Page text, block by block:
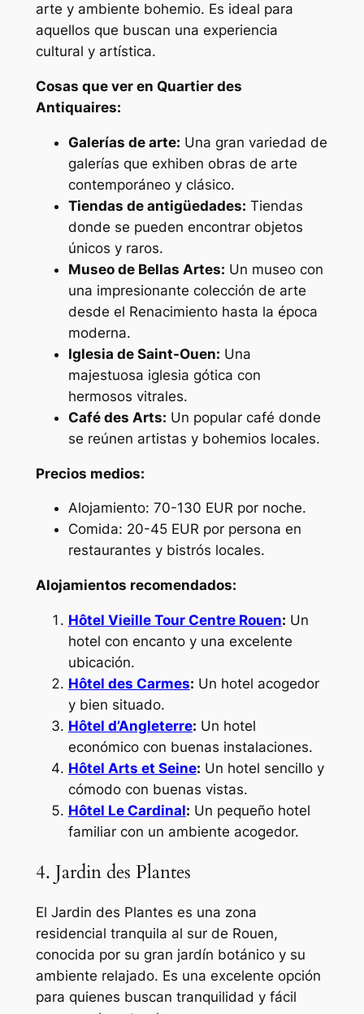
arte y ambiente bohemio. Es ideal para
aquellos que buscan una experiencia
cultural y artística.
Cosas que ver en Quartier des
Antiquaires:
Galerías de arte: Una gran variedad de
galerías que exhiben obras de arte
contemporáneo y clásico.
Tiendas de antigüedades: Tiendas
donde se pueden encontrar objetos
únicos y raros.
Museo de Bellas Artes: Un museo con
una impresionante colección de arte
desde el Renacimiento hasta la época
moderna.
Iglesia de Saint-Ouen: Una
majestuosa iglesia gótica con
hermosos vitrales.
Café des Arts: Un popular café donde
se reúnen artistas y bohemios locales.
Precios medios:
Alojamiento: 70-130 EUR por noche.
Comida: 20-45 EUR por persona en
restaurantes y bistrós locales.
Alojamientos recomendados:
Hôtel Vieille Tour Centre Rouen: Un
hotel con encanto y una excelente
ubicación.
Hôtel des Carmes: Un hotel acogedor
y bien situado.
Hôtel d’Angleterre: Un hotel
económico con buenas instalaciones.
Hôtel Arts et Seine: Un hotel sencillo y
cómodo con buenas vistas.
Hôtel Le Cardinal: Un pequeño hotel
familiar con un ambiente acogedor.
4. Jardin des Plantes
El Jardin des Plantes es una zona
residencial tranquila al sur de Rouen,
conocida por su gran jardín botánico y su
ambiente relajado. Es una excelente opción
para quienes buscan tranquilidad y fácil